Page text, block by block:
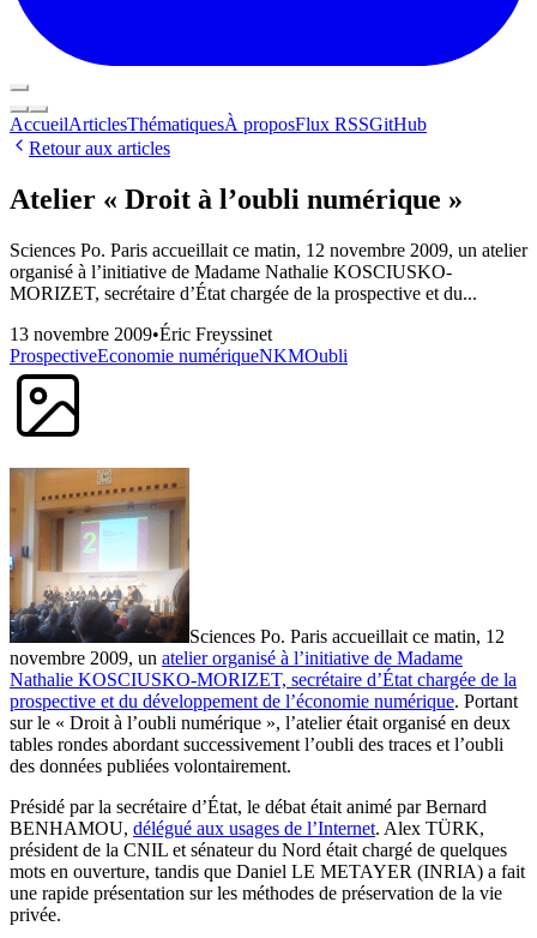
AccueilArticlesThématiquesÀ proposFlux RSSGitHub
Retour aux articles
Atelier « Droit à l’oubli numérique »
Sciences Po. Paris accueillait ce matin, 12 novembre 2009, un atelier
organisé à l’initiative de Madame Nathalie KOSCIUSKO-
MORIZET, secrétaire d’État chargée de la prospective et du...
13 novembre 2009•Éric Freyssinet
ProspectiveEconomie numériqueNKMOubli
Sciences Po. Paris accueillait ce matin, 12
novembre 2009, un atelier organisé à l’initiative de Madame
Nathalie KOSCIUSKO-MORIZET, secrétaire d’État chargée de la
prospective et du développement de l’économie numérique. Portant
sur le « Droit à l’oubli numérique », l’atelier était organisé en deux
tables rondes abordant successivement l’oubli des traces et l’oubli
des données publiées volontairement.
Présidé par la secrétaire d’État, le débat était animé par Bernard
BENHAMOU, délégué aux usages de l’Internet. Alex TÜRK,
président de la CNIL et sénateur du Nord était chargé de quelques
mots en ouverture, tandis que Daniel LE METAYER (INRIA) a fait
une rapide présentation sur les méthodes de préservation de la vie
privée.